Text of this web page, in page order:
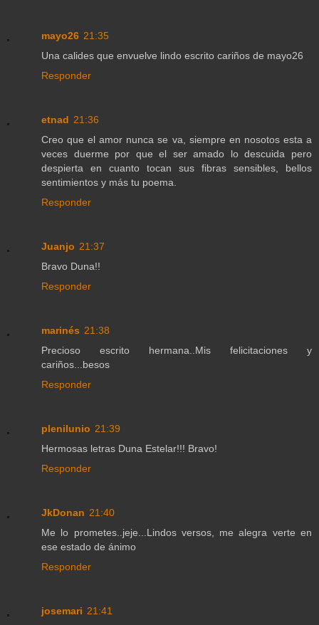
mayo26 21:35
Una calides que envuelve lindo escrito cariños de mayo26
Responder
etnad 21:36
Creo que el amor nunca se va, siempre en nosotos esta a
veces duerme por que el ser amado lo descuida pero
despierta en cuanto tocan sus fibras sensibles, bellos
sentimientos y más tu poema.
Responder
Juanjo 21:37
Bravo Duna!!
Responder
marinés 21:38
Precioso escrito hermana..Mis felicitaciones y
cariños...besos
Responder
plenilunio 21:39
Hermosas letras Duna Estelar!!! Bravo!
Responder
JkDonan 21:40
Me lo prometes..jeje...Lindos versos, me alegra verte en
ese estado de ánimo
Responder
josemari 21:41